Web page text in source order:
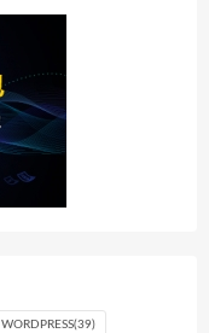
WORDPRESS(39)